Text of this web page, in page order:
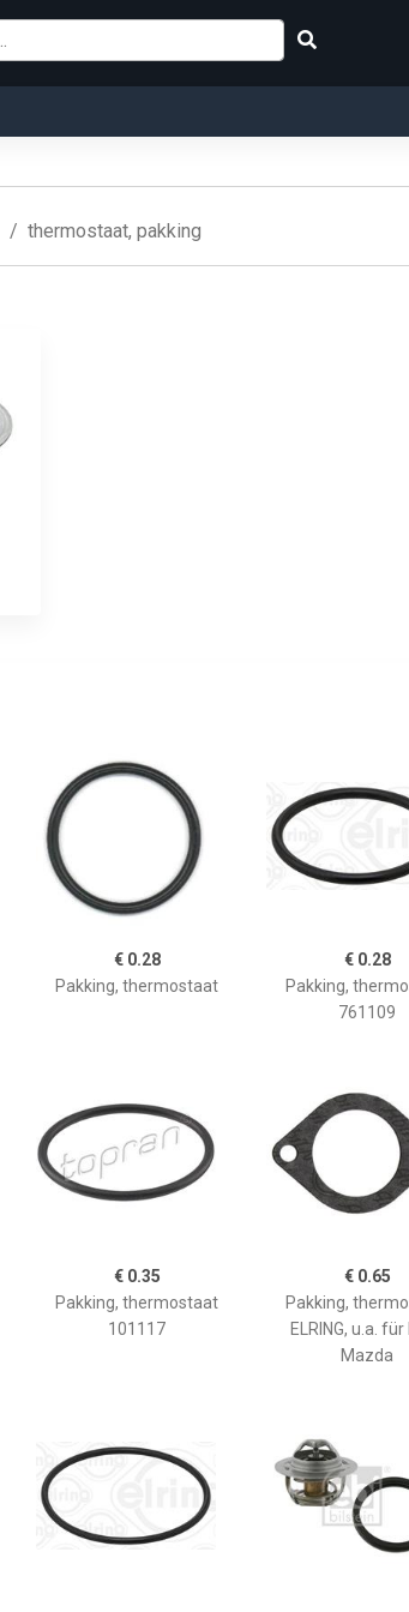
thermostaat, pakking
€ 0.28
Pakking, thermostaat
€ 0.28
Pakking,
761109
€ 0.35
Pakking, thermostaat
101117
€ 0.65
Pakking,
ELRING, u.a. für
Mazda